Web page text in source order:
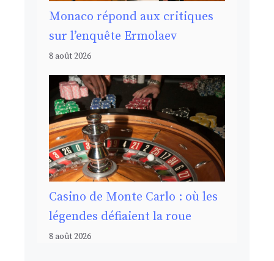
Monaco répond aux critiques
sur l’enquête Ermolaev
8 août 2026
Casino de Monte Carlo : où les
légendes défiaient la roue
8 août 2026